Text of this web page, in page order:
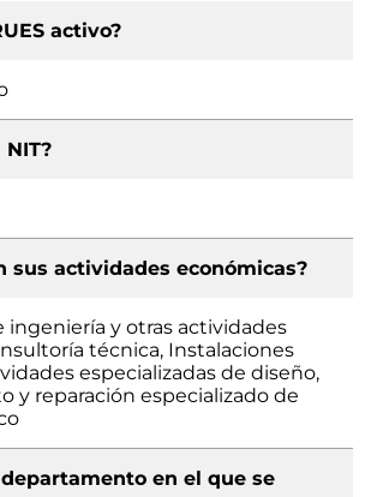
activo?
NIT?
sus actividades económicas?
ingeniería y otras actividades
técnica, Instalaciones
especializadas de diseño,
y reparación especializado de
departamento en el que se